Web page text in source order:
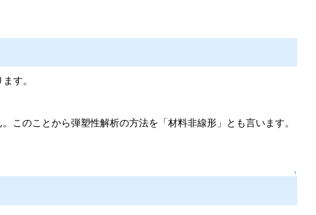
す。
このことから弾塑性解析の方法を「材料非線形」とも言います。
↑